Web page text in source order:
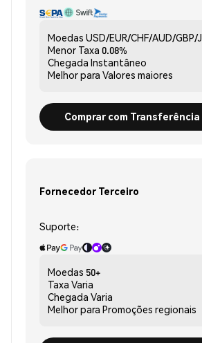
Moedas USD/EUR/CHF/AUD/GBP/
Menor Taxa 0.08%
Chegada Instantâneo
Melhor para Valores maiores
Comprar com
Fornecedor Terceiro
Suporte:
Moedas 50+
Taxa Varia
Chegada Varia
Melhor para Promoções regionais